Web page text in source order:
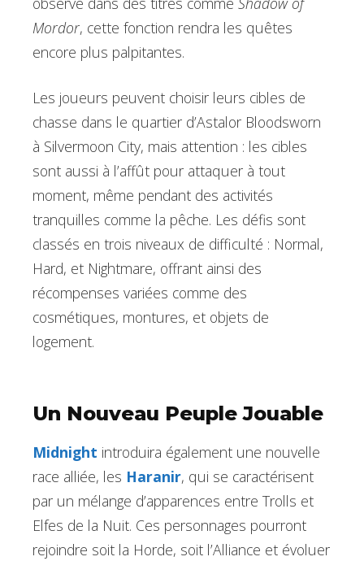
Mordor, cette fonction rendra les quêtes
encore plus palpitantes.
Les joueurs peuvent choisir leurs cibles de
chasse dans le quartier d’Astalor Bloodsworn
à Silvermoon City, mais attention : les cibles
sont aussi à l’affût pour attaquer à tout
moment, même pendant des activités
tranquilles comme la pêche. Les défis sont
classés en trois niveaux de difficulté : Normal,
Hard, et Nightmare, offrant ainsi des
récompenses variées comme des
cosmétiques, montures, et objets de
logement.
Un Nouveau Peuple Jouable
Midnight introduira également une nouvelle
race alliée, les Haranir, qui se caractérisent
par un mélange d’apparences entre Trolls et
Elfes de la Nuit. Ces personnages pourront
rejoindre soit la Horde, soit l’Alliance et évoluer